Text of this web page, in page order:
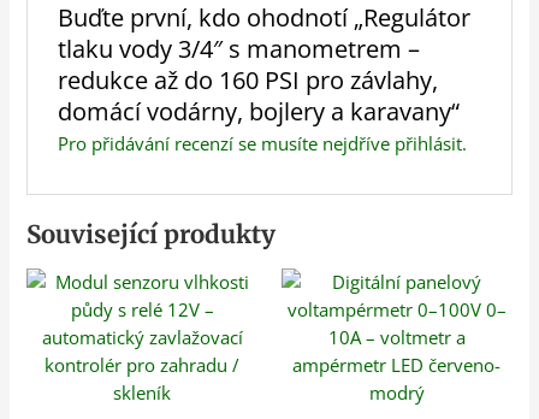
Buďte první, kdo ohodnotí „Regulátor
tlaku vody 3/4″ s manometrem –
redukce až do 160 PSI pro závlahy,
domácí vodárny, bojlery a karavany“
Pro přidávání recenzí se musíte nejdříve přihlásit.
Související produkty